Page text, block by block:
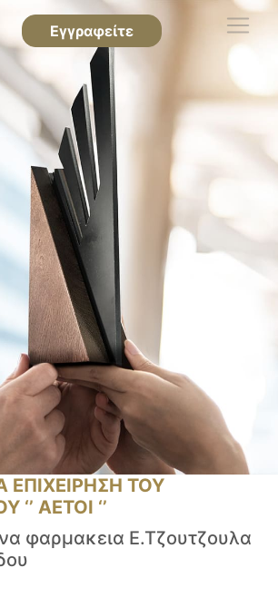
Εγγραφείτε
ΕΠΙΧΕΙΡΗΣΗ ΤΟΥ
ΑΕΤΟΙ ‘’
φαρμακεια Ε.Τζουτζουλα